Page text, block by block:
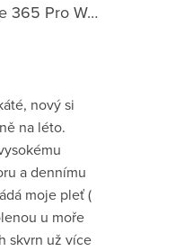
Ainhoa Sensitive 365 Pro Well-Being Cream - zklidňující krém pro normální až suchou citlivou pleť
nový si
na léto.
a dennímu
moje pleť (
u moře
skvrn už více